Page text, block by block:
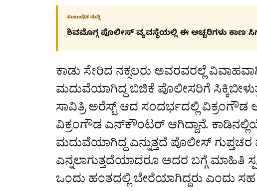
ಸಂಬಂಧಿತ ಸುದ್ದಿ
ಶಿವಮೊಗ್ಗ ಪೊಲೀಸ್​ ವ್ಯವಸ್ಥೆಯಲ್ಲಿ ಈ ಅಚ್ಚರಿಗಳು ಕಾಣ
ಕಾಡು ಸೇರಿದ ನಕ್ಸಲರು ಅವರವರಲ್ಲೆ
ಮದುವೆಯಾಗಿದ್ದ ಬಿಜಿಕೆ ಪೊಲೀಸರಿಗೆ
ಸಾವಿತ್ರಿ ಅರೆಸ್ಟ್‌ ಆದ ಸಂದರ್ಭದಲ್ಲಿ
ವಿಕ್ರಂಗೌಡ ಎನ್‌ಕೌಂಟರ್‌ ಆಗಿದ್ದಾನೆ.
ಮದುವೆಯಾಗಿದ್ದ ಎನ್ನುತ್ತದೆ ಪೊಲೀಸ್‌
ಎನ್ನಲಾಗುತ್ತದೆಯಾದರೂ ಅದರ ಬಗ್ಗೆ ಮಾಹಿತಿ
ಒಂದು ಹಂತದಲ್ಲಿ ಬೇರೆಯಾಗಿದ್ದರು ಎಂದು ಸಹ